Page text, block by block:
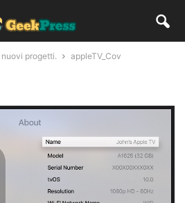
nuovi progetti. appleTV_Cov